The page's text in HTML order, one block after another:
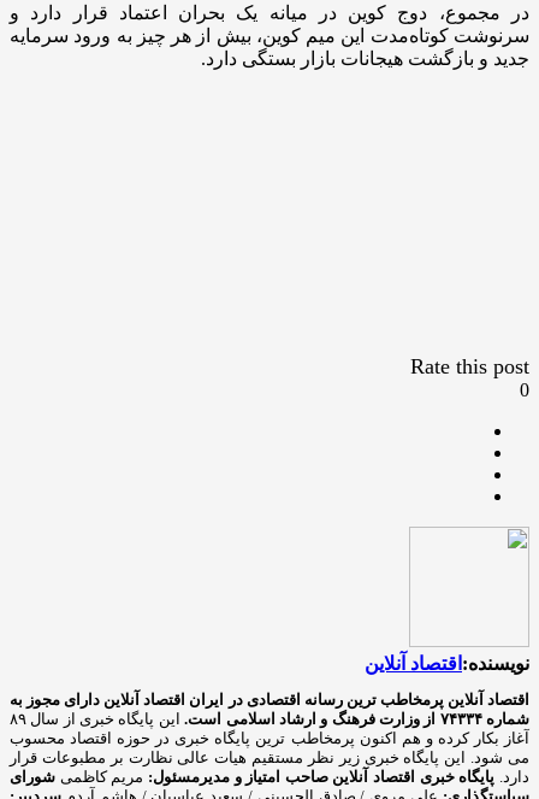
در مجموع، دوج کوین در میانه یک بحران اعتماد قرار دارد و
سرنوشت کوتاه‌مدت این میم کوین، بیش از هر چیز به ورود سرمایه
جدید و بازگشت هیجانات بازار بستگی دارد.
Rate this post
0
نویسنده: اقتصاد آنلاین
اقتصاد آنلاین پرمخاطب ترین رسانه اقتصادی در ایران اقتصاد آنلاین دارای مجوز به
شماره ۷۴۳۳۴ از وزارت فرهنگ و ارشاد اسلامی است.
این پایگاه خبری از سال ۸۹
آغاز بکار کرده و هم اکنون پرمخاطب ترین پایگاه خبری در حوزه اقتصاد محسوب
می شود. این پایگاه خبری زیر نظر مستقیم هیات عالی نظارت بر مطبوعات قرار
دارد. پایگاه خبری اقتصاد آنلاین صاحب امتیاز و مدیرمسئول: مریم کاظمی شورای
سیاستگذاری: علی مروی / صادق الحسینی / سعید عباسیان / هاشم آردم سردبیر: